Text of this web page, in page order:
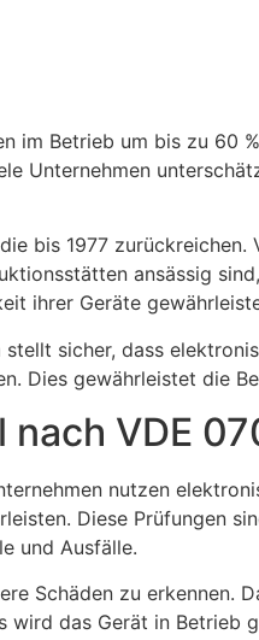
Betrieb um bis zu 60
Unternehmen
bis 1977 zurückreichen.
ansässig
ihrer Geräte
sicher, dass
Dies gewährleistet die
VDE
nutzen
Diese Prüfungen
und Ausfälle.
Schäden zu erkennen.
das Gerät in Betrieb